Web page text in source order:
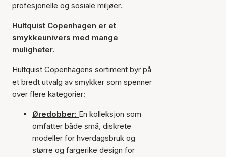
profesjonelle og sosiale miljøer.
Hultquist Copenhagen er et
smykkeunivers med mange
muligheter.
Hultquist Copenhagens sortiment byr på
et bredt utvalg av smykker som spenner
over flere kategorier:
Øredobber: En kolleksjon som
omfatter både små, diskrete
modeller for hverdagsbruk og
større og fargerike design for